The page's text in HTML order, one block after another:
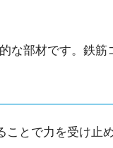
な部材です。鉄
とで力を受け止